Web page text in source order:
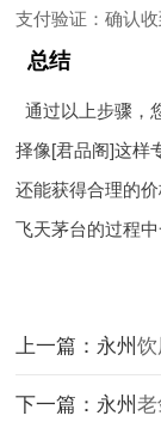
支付验证 ：确认
总结
通过以上步骤，
择像[君品阁]这样
还能获得合理的
飞天茅台的过程中
上一篇：永州
下一篇：永州